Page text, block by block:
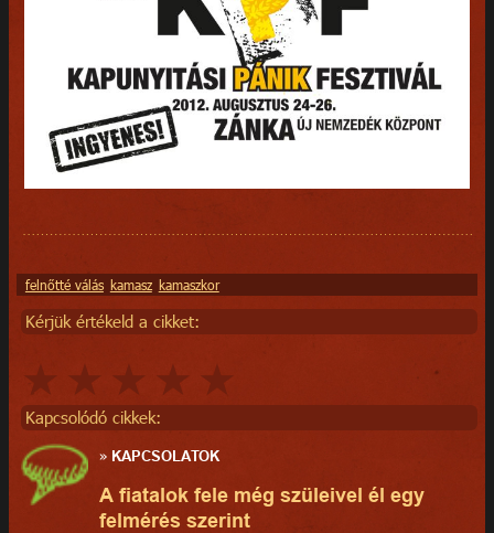
felnőtté válás kamasz kamaszkor
Kérjük értékeld a cikket:
Kapcsolódó cikkek:
» KAPCSOLATOK
A fiatalok fele még szüleivel él egy
felmérés szerint